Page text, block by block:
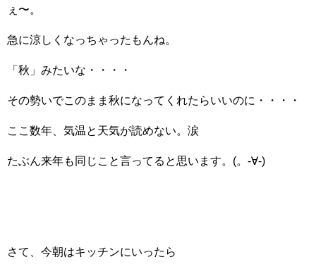
ぇ〜。
急に涼しくなっちゃったもんね。
「秋」みたいな・・・・
その勢いでこのまま秋になってくれたらいいのに・・・・
ここ数年、気温と天気が読めない。涙
たぶん来年も同じこと言ってると思います。(。-∀-)
さて、今朝はキッチンにいったら